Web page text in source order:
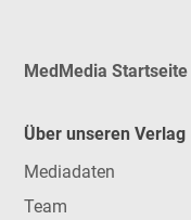
MedMedia Startseite
Über unseren Verlag
Mediadaten
Team